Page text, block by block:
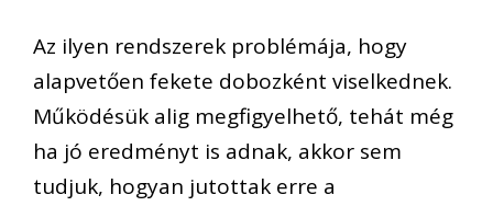
Az ilyen rendszerek problémája, hogy
alapvetően fekete dobozként viselkednek.
Működésük alig megfigyelhető, tehát még
ha jó eredményt is adnak, akkor sem
tudjuk, hogyan jutottak erre a